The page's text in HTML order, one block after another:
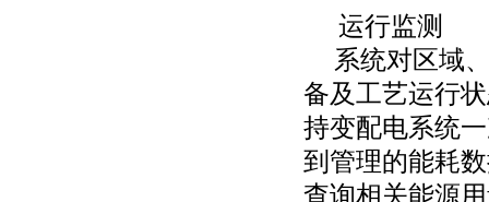
运行监测
系统对区域
备及工艺运行
持变配电系统
到管理的能耗
查询相关能源